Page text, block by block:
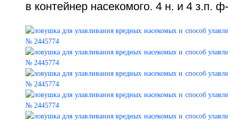
в контейнер насекомого. 4 н. и 4 з.п.